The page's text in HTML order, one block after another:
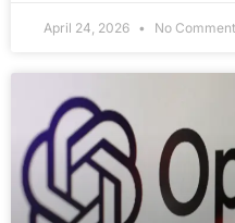
April 24, 2026 No